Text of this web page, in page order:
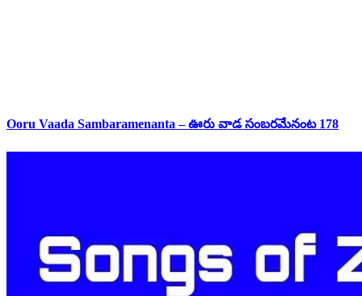
Ooru Vaada Sambaramenanta – ఊరు వాడ సంబరమేనంట 178